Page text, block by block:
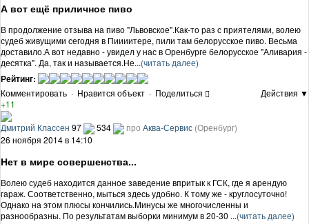
А вот ещё приличное пиво
В продолжение отзыва на пиво "Львовское".Как-то раз с приятелями, волею
судеб живущими сегодня в Пиииитере, пили там белорусское пиво. Весьма
доставило.А вот недавно - увидел у нас в Оренбурге белорусское "Аливария -
десятка". Да, так и называется.Не...(читать далее)
Рейтинг:
Комментировать · Нравится объект · Поделиться
Действия ▼
+11
Дмитрий Классен 97 534 про Аква-Сервис (Оренбург)
26 ноября 2014 в 14:10
Нет в мире совершенства...
Волею судеб находится данное заведение впритык к ГСК, где я арендую
гараж. Соответственно, мыться здесь удобно. К тому же - круглосуточно!
Однако на этом плюсы кончились.Минусы же многочисленны и
разнообразны. По результатам выборки минимум в 20-30 ...(читать далее)